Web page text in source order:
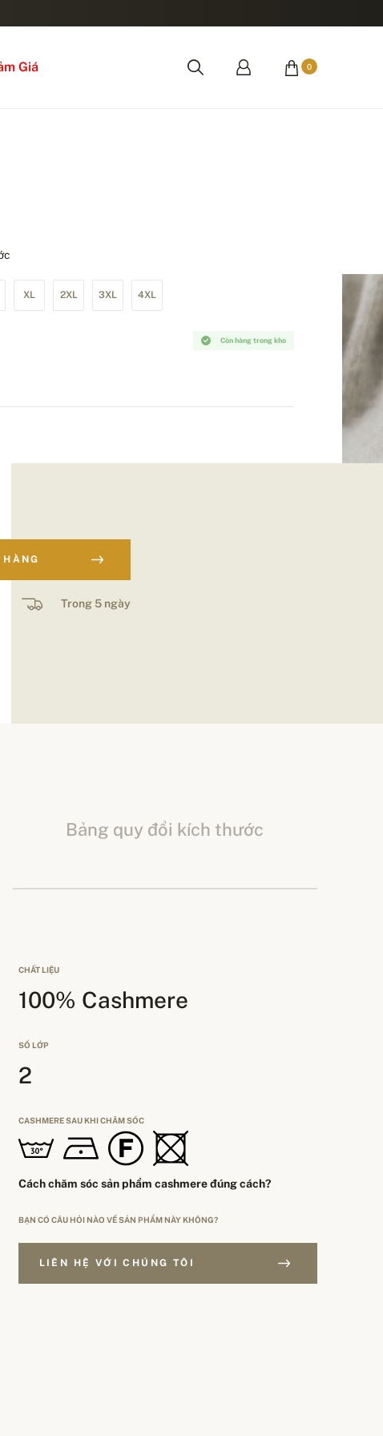
Giá 0
XL 2XL 3XL 4XL
Còn hàng trong kho
Trong 5 ngày
Bảng quy đổi kích thước
CHẤT LIỆU
100% Cashmere
SỐ LỚP
2
CASHMERE SAU KHI CHĂM SÓC
Cách chăm sóc sản phẩm cashmere đúng cách?
BẠN CÓ CÂU HỎI NÀO VỀ SẢN PHẨM NÀY KHÔNG?
LIÊN HỆ VỚI CHÚNG TÔI